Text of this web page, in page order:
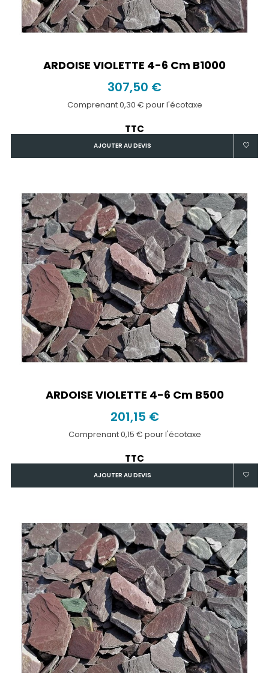
ARDOISE VIOLETTE 4-6 Cm B1000
307,50 €
Comprenant 0,30 € pour l'écotaxe
TTC
AJOUTER AU DEVIS
ARDOISE VIOLETTE 4-6 Cm B500
201,15 €
Comprenant 0,15 € pour l'écotaxe
TTC
AJOUTER AU DEVIS